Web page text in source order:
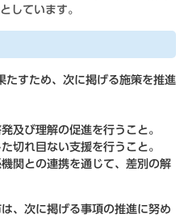
しています。
すため、次に掲げる施策を推進
及び理解の促進を行うこと。
切れ目ない支援を行うこと。
関との連携を通じて、差別の解
、次に掲げる事項の推進に努め